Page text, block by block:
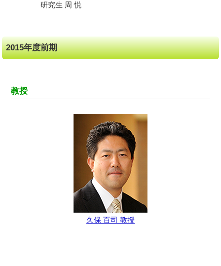
研究生 周 悦
2015年度前期
教授
久保 百司 教授